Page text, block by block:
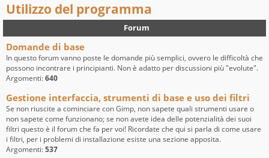
Utilizzo del programma
Forum
Domande di base
In questo forum vanno poste le domande più semplici, ovvero le difficoltà che
possono incontrare i principianti. Non è adatto per discussioni più "evolute".
Argomenti:640
Gestione interfaccia, strumenti di base e uso dei filtri
Se non riuscite a cominciare con Gimp, non sapete quali strumenti usare o
non sapete come funzionano; se non avete idea delle potenzialità dei suoi
filtri questo è il forum che fa per voi! Ricordate che qui si parla di come usare
i filtri, per i problemi di installazione esiste una sezione apposita.
Argomenti:537